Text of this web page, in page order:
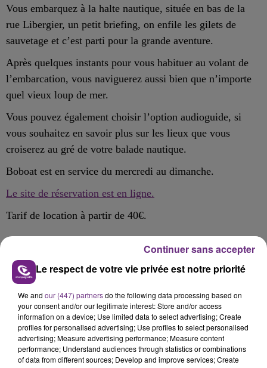
Vous embarquez à la halte nautique, située en bas de la
rue Libergier, un petit briefing, on enfile les gilets de
sauvetage et c’est parti pour la grande aventure.
Après quelques instants pour vous habituer au volant de
l’embarcation, vous naviguerez aussi bien que n’importe
quel vieux loup de mer.
Vous pouvez également choisir l’option audioguide, si
vous souhaitez en savoir plus sur les lieux que vous
croiserez au gré de votre balade nautique.
Boboat est en service du mercredi au dimanche.
Le site de réservation est en ligne.
Tarif de location à partir de 40€.
FIL D'ACTU
Le respect de votre vie privée est notre priorité
We and our (447) partnersdo the following data processing based on
your consent and/or our legitimate interest: Store and/or access
information on a device; Use limited data to select advertising; Create
profiles for personalised advertising; Use profiles to select personalised
advertising; Measure advertising performance; Measure content
performance; Understand audiences through statistics or combinations
of data from different sources; Develop and improve services; Create
Continuer sans accepter